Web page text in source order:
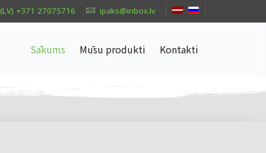
(LV) +371 27075716 ipaks@inbox.lv
Sākums Mūsu produkti Kontakti